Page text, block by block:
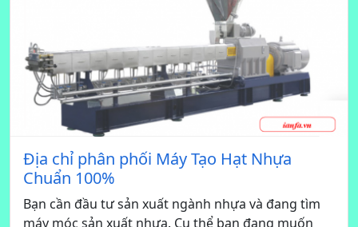
Địa chỉ phân phối Máy Tạo Hạt Nhựa
Chuẩn 100%
Bạn cần đầu tư sản xuất ngành nhựa và đang tìm
máy móc sản xuất nhựa. Cụ thể bạn đang muốn